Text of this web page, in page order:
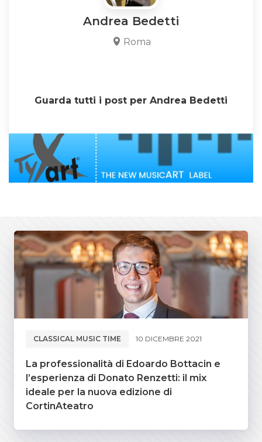
Andrea Bedetti
Roma
Guarda tutti i post per Andrea Bedetti
CLASSICAL MUSIC TIME 10 DICEMBRE 2021
La professionalità di Edoardo Bottacin e
l’esperienza di Donato Renzetti: il mix
ideale per la nuova edizione di
CortinAteatro